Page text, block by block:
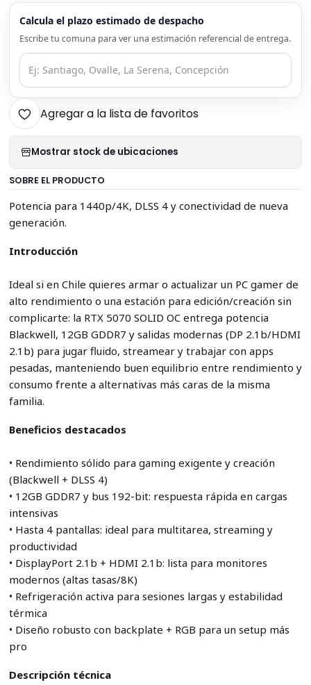
Calcula el plazo estimado de despacho
Escribe tu comuna para ver una estimación referencial de entrega.
Agregar a la lista de favoritos
Mostrar stock de ubicaciones
SOBRE EL PRODUCTO
Potencia para 1440p/4K, DLSS 4 y conectividad de nueva
generación.
Introducción
Ideal si en Chile quieres armar o actualizar un PC gamer de
alto rendimiento o una estación para edición/creación sin
complicarte: la RTX 5070 SOLID OC entrega potencia
Blackwell, 12GB GDDR7 y salidas modernas (DP 2.1b/HDMI
2.1b) para jugar fluido, streamear y trabajar con apps
pesadas, manteniendo buen equilibrio entre rendimiento y
consumo frente a alternativas más caras de la misma
familia.
Beneficios destacados
• Rendimiento sólido para gaming exigente y creación
(Blackwell + DLSS 4)
• 12GB GDDR7 y bus 192-bit: respuesta rápida en cargas
intensivas
• Hasta 4 pantallas: ideal para multitarea, streaming y
productividad
• DisplayPort 2.1b + HDMI 2.1b: lista para monitores
modernos (altas tasas/8K)
• Refrigeración activa para sesiones largas y estabilidad
térmica
• Diseño robusto con backplate + RGB para un setup más
pro
Descripción técnica